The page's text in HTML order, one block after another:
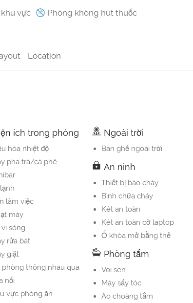
vực Phòng không hút thuốc
Location
ích trong phòng
hòa nhiệt độ
pha trà/cà phê
làm việc
máy
sóng
rửa bát
giặt
phòng thông nhau qua
nối
vực phòng ăn
Ngoài trời
Bàn ghế ngoài trời
An ninh
Thiết bị báo cháy
Bình chữa cháy
Két an toàn
Két an toàn cỡ laptop
Ổ khóa mở bằng thẻ
Phòng tắm
Vòi sen
Máy sấy tóc
Áo choàng tắm